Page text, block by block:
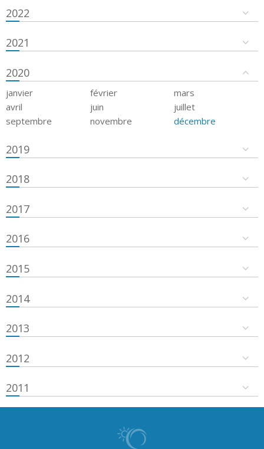
2022
2021
2020
janvier février
mars
avril
juin
juillet
septembre
novembre décembre
2019
2018
2017
2016
2015
2014
2013
2012
2011